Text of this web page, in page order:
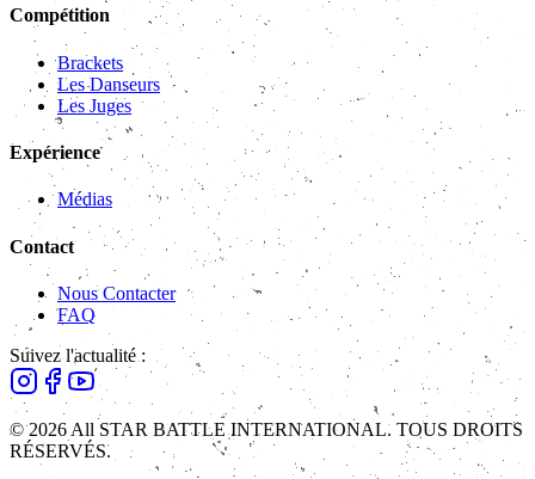
Compétition
Brackets
Les Danseurs
Les Juges
Expérience
Médias
Contact
Nous Contacter
FAQ
Suivez l'actualité :
© 2026 All STAR BATTLE INTERNATIONAL. TOUS DROITS
RÉSERVÉS.